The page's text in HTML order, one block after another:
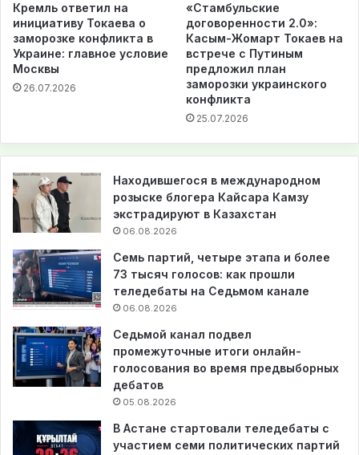
Кремль ответил на
инициативу Токаева о
заморозке конфликта в
Украине: главное условие
Москвы
26.07.2026
«Стамбульские
договоренности 2.0»:
Касым-Жомарт Токаев на
встрече с Путиным
предложил план
заморозки украинского
конфликта
25.07.2026
Находившегося в международном
розыске блогера Кайсара Камзу
экстрадируют в Казахстан
06.08.2026
Семь партий, четыре этапа и более
73 тысяч голосов: как прошли
теледебаты на Седьмом канале
06.08.2026
Седьмой канал подвел
промежуточные итоги онлайн-
голосования во время предвыборных
дебатов
05.08.2026
В Астане стартовали теледебаты с
участием семи политических партий